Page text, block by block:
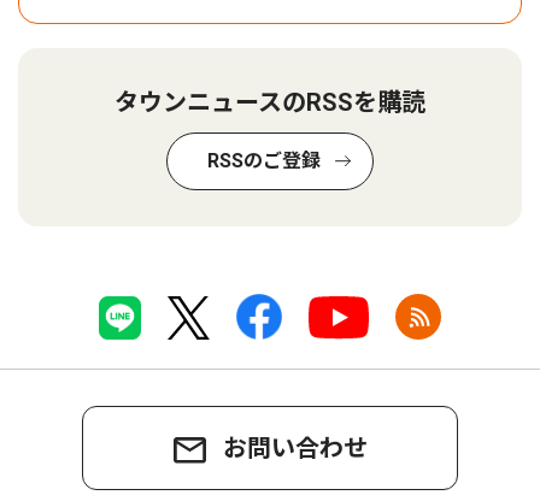
タウンニュースのRSSを購読
RSSのご登録
お問い合わせ